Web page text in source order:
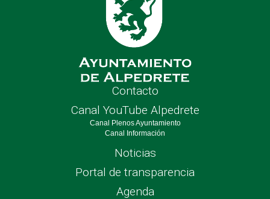
Contacto
Canal YouTube Alpedrete
Canal Plenos Ayuntamiento
Canal Información
Noticias
Portal de transparencia
Agenda